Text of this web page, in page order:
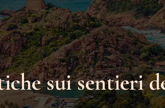
sui sentieri